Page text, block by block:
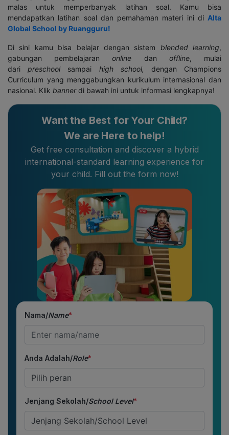
malas untuk memperbanyak latihan soal. Kamu bisa
mendapatkan latihan soal dan pemahaman materi ini di Alta
Global School by Ruangguru!
Di sini kamu bisa belajar dengan sistem blended learning,
gabungan pembelajaranonline dan offline, mulai
daripreschool sampai high school, dengan Champions
Curriculum yang menggabungkan kurikulum internasional dan
nasional. Klik bannerdi bawah ini untuk informasi lengkapnya!
Want the Best for Your Child?
We are Here to help!
Get free consultation and discover a hybrid
international-standard learning experience for
your child. Fill out the form now!
Nama/Name*
Anda Adalah/Role*
Jenjang Sekolah/School Level*